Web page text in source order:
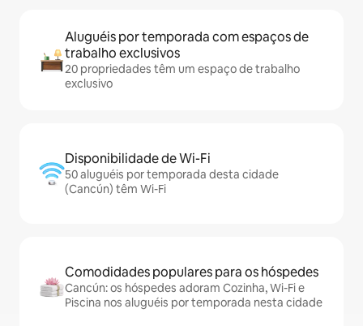
Aluguéis por temporada com espaços de
trabalho exclusivos
20 propriedades têm um espaço de trabalho
exclusivo
Disponibilidade de Wi-Fi
50 aluguéis por temporada desta cidade
(Cancún) têm Wi-Fi
Comodidades populares para os hóspedes
Cancún: os hóspedes adoram Cozinha, Wi-Fi e
Piscina nos aluguéis por temporada nesta cidade